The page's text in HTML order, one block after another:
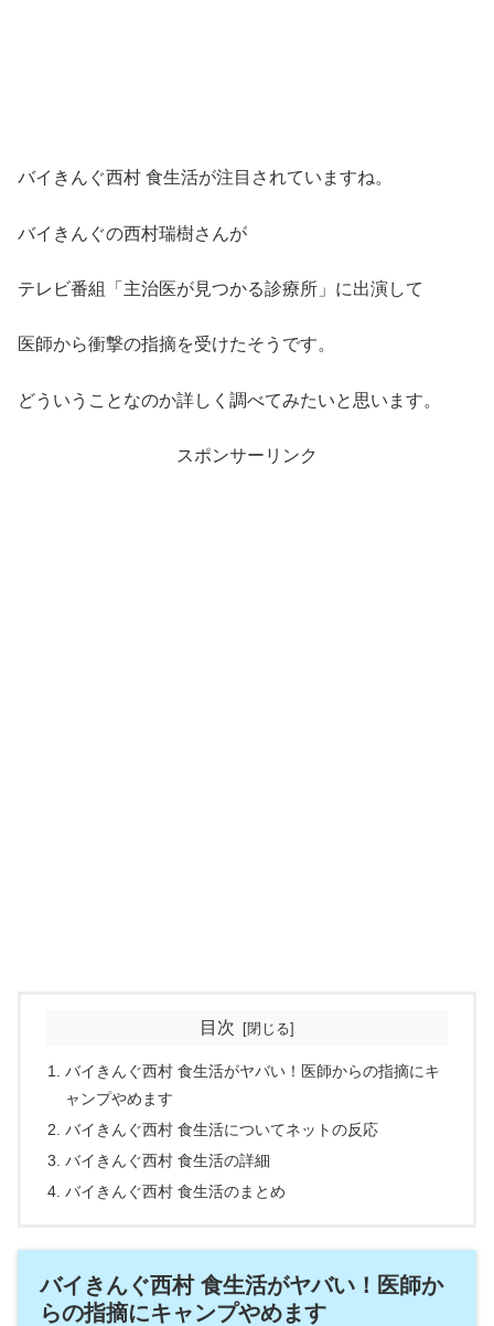
バイきんぐ西村 食生活が注目されていますね。
バイきんぐの西村瑞樹さんが
テレビ番組「 主治医が見つかる診療所 」に出演して
医師から衝撃の指摘を受けたそうです。
どういうことなのか詳しく調べてみたいと思います。
スポンサーリンク
目次
バイきんぐ西村 食生活がヤバい！医師からの指摘にキ
ャンプやめます
バイきんぐ西村 食生活についてネットの反応
バイきんぐ西村 食生活の詳細
バイきんぐ西村 食生活のまとめ
バイきんぐ西村 食生活がヤバい！医師か
らの指摘にキャンプやめます